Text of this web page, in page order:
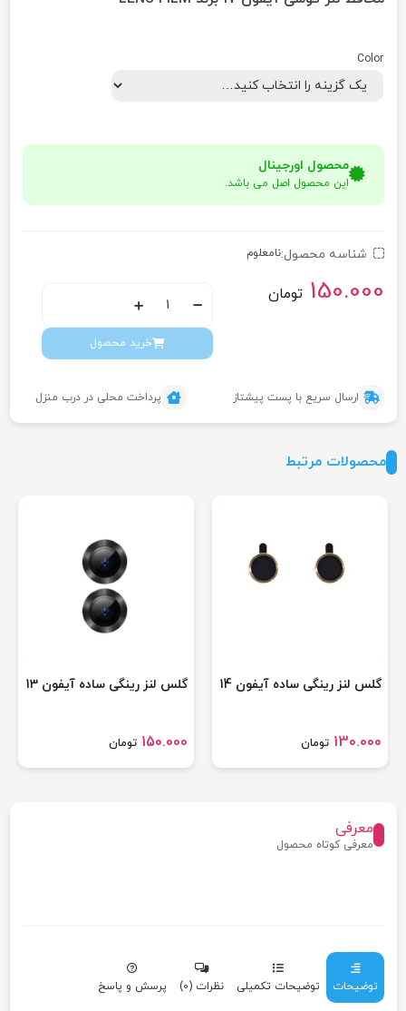
Color
محصول اورجینال
این محصول اصل می باشد.
شناسه محصول:نامعلوم
تومان150.000
خرید محصول
ارسال سریع با پست پیشتاز پرداخت محلی در درب منزل
محصولات مرتبط
گلس لنز رینگی ساده آیفون 14
تومان130.000
گلس لنز رینگی ساده آیفون 13
تومان150.000
معرفی
معرفی کوتاه محصول
توضیحات توضیحات تکمیلی نظرات (0) پرسش و پاسخ